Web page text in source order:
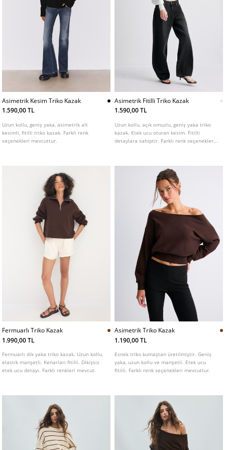
Asimetrik Kesim Triko Kazak
1.590,00 TL
Uzun kollu, geniş yaka, asimetrik alt
kesimli, fitilli triko kazak. Farklı renk
seçenekleri mevcuttur.
Asimetrik Fitilli Triko Kazak
1.590,00 TL
Uzun kollu, açık omuzlu, geniş yaka triko
kazak. Etek ucu oturan kesim. Fitilli
detaylara sahiptir. Farklı renk seçenekleri
Fermuarlı Triko Kazak
1.990,00 TL
Fermuarlı dik yaka triko kazak. Uzun kollu,
elastik manşetli. Kenarları fitilli. Dikişsiz
etek ucu detayı. Farklı renkleri mevcut.
Asimetrik Triko Kazak
1.190,00 TL
Esnek triko kumaştan üretilmiştir. Geniş
yaka, uzun kollu ve manşetli. Etek ucu
fitilli. Farklı renk seçenekleri mevcuttur.